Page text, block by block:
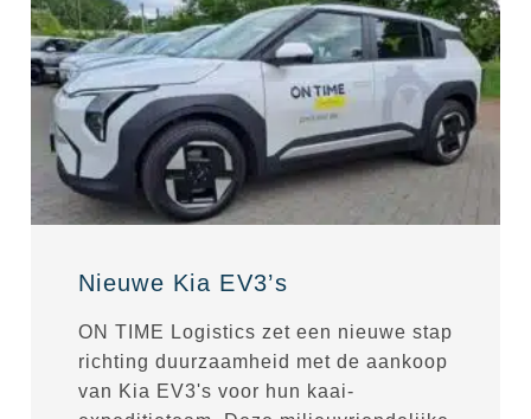
Nieuwe Kia EV3’s
ON TIME Logistics zet een nieuwe stap
richting duurzaamheid met de aankoop
van Kia EV3's voor hun kaai-